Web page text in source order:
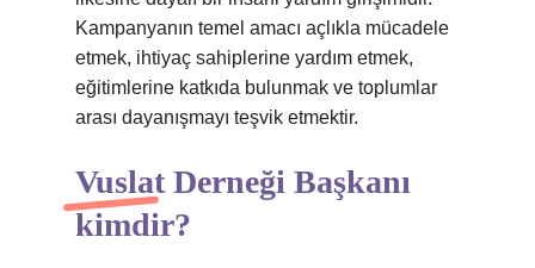
Kampanyanın temel amacı açlıkla mücadele
etmek, ihtiyaç sahiplerine yardım etmek,
eğitimlerine katkıda bulunmak ve toplumlar
arası dayanışmayı teşvik etmektir.
Vuslat Derneği Başkanı
kimdir?